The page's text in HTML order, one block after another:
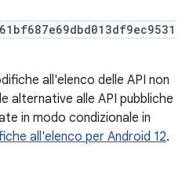
all'elenco delle API non
alternative alle API pubbliche
in modo condizionale in
all'elenco per Android 12.